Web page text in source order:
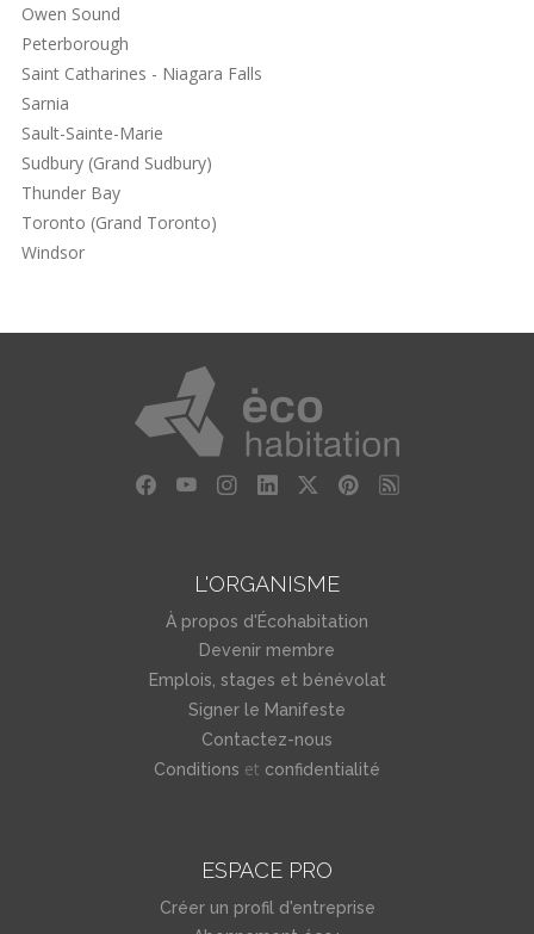
Owen Sound
Peterborough
Saint Catharines - Niagara Falls
Sarnia
Sault-Sainte-Marie
Sudbury (Grand Sudbury)
Thunder Bay
Toronto (Grand Toronto)
Windsor
L'ORGANISME
À propos d'Écohabitation
Devenir membre
Emplois, stages et bénévolat
Signer le Manifeste
Contactez-nous
Conditions et confidentialité
ESPACE PRO
Créer un profil d'entreprise